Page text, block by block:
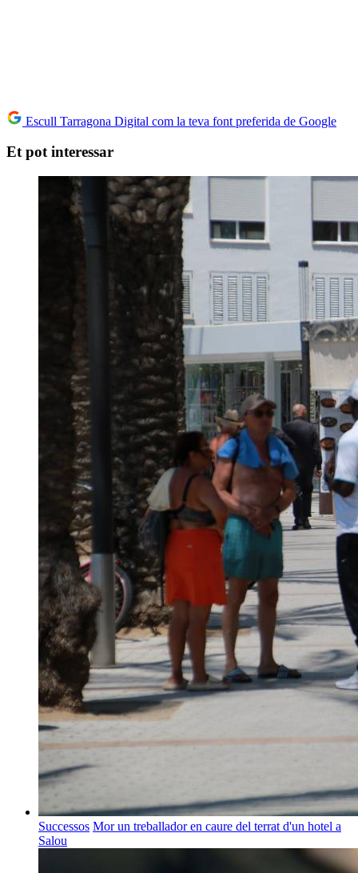
Escull Tarragona Digital com la teva font preferida de Google
Et pot interessar
Successos Mor un treballador en caure del terrat d'un hotel a
Salou